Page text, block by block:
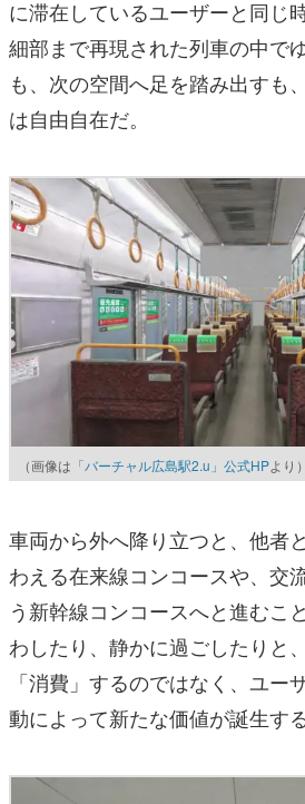
に滞在しているユーザーと同じ
細部まで再現された列車の中で
も、次の空間へ足を踏み出すも
は自由自在だ。
（画像は 「バーチャル広島駅2.u」公式HPより）
車両から外へ降り立つと、他者
わえる在来線コンコースや、交
う新幹線コンコースへと進むこ
わしたり、静かに過ごしたりと
「消費」するのではなく、ユー
動によって新たな価値が誕生す